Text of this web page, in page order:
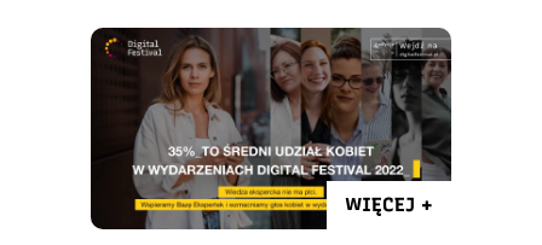
WIĘCEJ +